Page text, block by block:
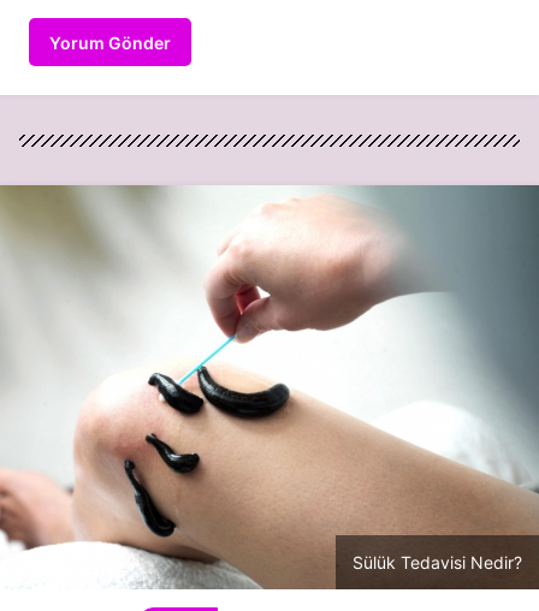
Yorum Gönder
Sülük Tedavisi Nedir?